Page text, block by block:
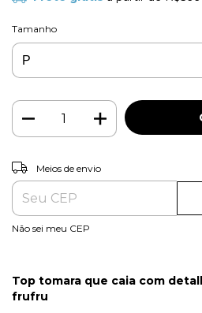
Tamanho
Entregas para o CEP:
Meios de envio
Não sei meu CEP
Top tomara que caia com
frufru